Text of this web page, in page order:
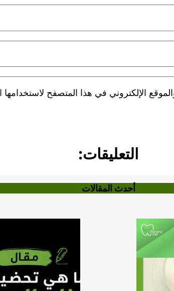
الإلكتروني في هذا المتصفح لاستخدامها
التعليقات:
أحدث المقالات